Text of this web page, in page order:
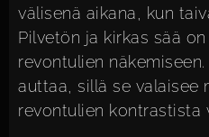
välisenä aikana, kun
Pilvetön ja kirkas sää
revontulien
auttaa, sillä se valaisee
revontulien kontrastista